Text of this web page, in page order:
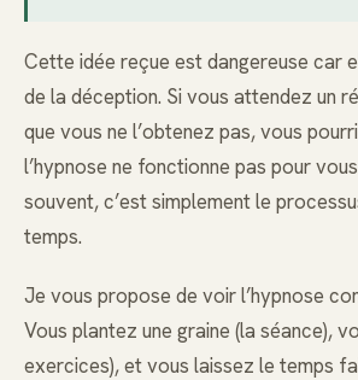
Cette idée reçue est dangereuse car
de la déception. Si vous attendez un
que vous ne l’obtenez pas, vous
l’hypnose ne fonctionne pas pour
souvent, c’est simplement le
temps.
Je vous propose de voir l’hypnose
Vous plantez une graine (la séance),
exercices), et vous laissez le temps